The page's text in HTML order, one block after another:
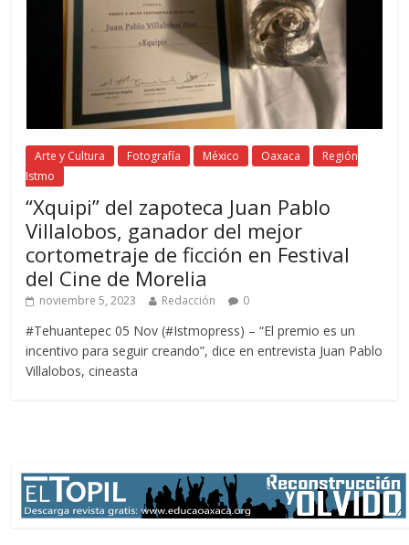
Arte y Cultura Fotografía México Oaxaca
Región
Istmo
“Xquipi” del zapoteca Juan Pablo
Villalobos, ganador del mejor
cortometraje de ficción en Festival
del Cine de Morelia
noviembre 5, 2023 Redacción 0
#Tehuantepec 05 Nov (#Istmopress) – “El premio es un
incentivo para seguir creando”, dice en entrevista Juan Pablo
Villalobos, cineasta